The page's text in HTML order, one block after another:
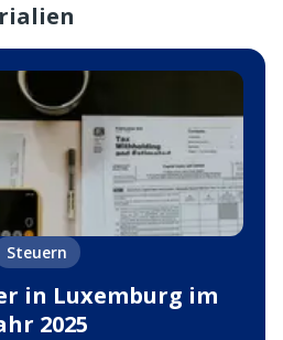
Steuern
in Luxemburg im
2025